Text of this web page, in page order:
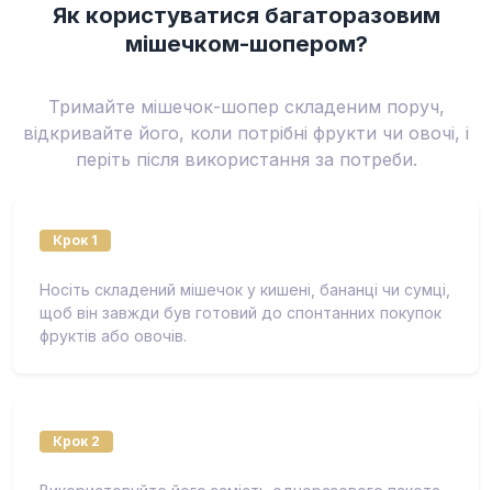
Як користуватися багаторазовим
мішечком-шопером?
Тримайте мішечок-шопер складеним поруч,
відкривайте його, коли потрібні фрукти чи овочі, і
періть після використання за потреби.
Крок 1
Носіть складений мішечок у кишені, бананці чи сумці,
щоб він завжди був готовий до спонтанних покупок
фруктів або овочів.
Крок 2